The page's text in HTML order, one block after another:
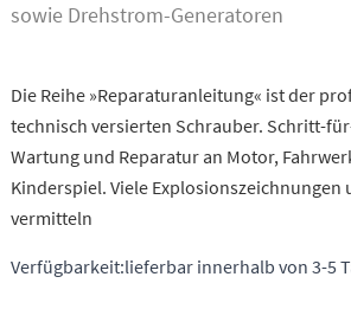
sowie Drehstrom-Generatoren
Die Reihe »Reparaturanleitung« ist der
technisch versierten Schrauber. Schritt-
Wartung und Reparatur an Motor,
Kinderspiel. Viele
vermitteln
Verfügbarkeit:lieferbar innerhalb von 3-5